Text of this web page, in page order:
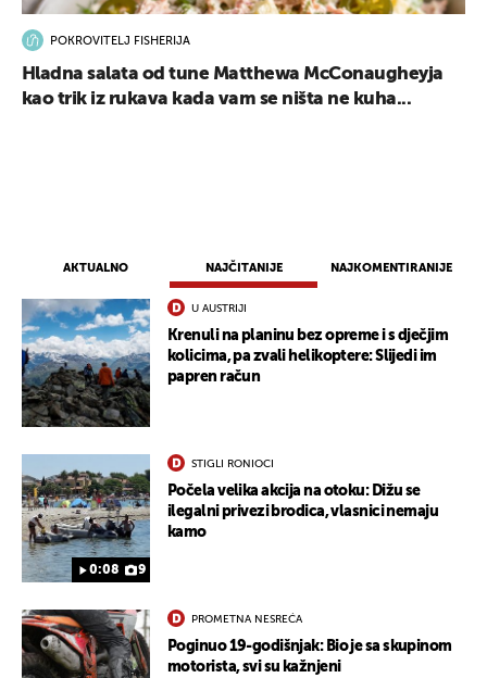
AKTUALNO NAJČITANIJE NAJKOMENTIRANIJE
U AUSTRIJI
Krenuli na planinu bez opreme i s dječjim
kolicima, pa zvali helikoptere: Slijedi im
papren račun
0:08 9
STIGLI RONIOCI
Počela velika akcija na otoku: Dižu se
ilegalni privezi brodica, vlasnici nemaju
kamo
PROMETNA NESREĆA
Poginuo 19-godišnjak: Bio je sa skupinom
motorista, svi su kažnjeni
POKROVITELJ FISHERIJA
Hladna salata od tune Matthewa McConaugheyja
kao trik iz rukava kada vam se ništa ne kuha...